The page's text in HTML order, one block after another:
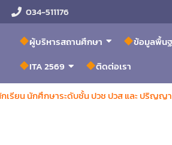
034-511176
ผู้บริหารสถานศึกษา ข้อมูลพื้นฐ
ITA 2569
ติดต่อเรา
เรียน นักศึกษาระดับชั้น ปวช ปวส และ ปริญญ